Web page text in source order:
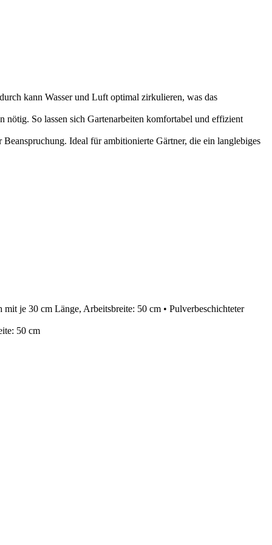
kann Wasser und Luft optimal zirkulieren, was das
So lassen sich Gartenarbeiten komfortabel und effizient
Ideal für ambitionierte Gärtner, die ein langlebiges
je 30 cm Länge, Arbeitsbreite: 50 cm • Pulverbeschichteter
50 cm